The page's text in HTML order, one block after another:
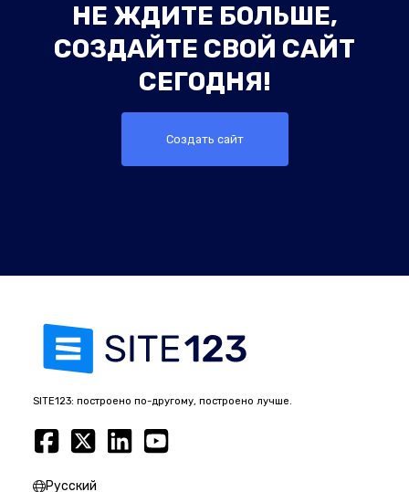
НЕ ЖДИТЕ БОЛЬШЕ,
СОЗДАЙТЕ СВОЙ САЙТ
СЕГОДНЯ!
Создать сайт
SITE123: построено по-другому, построено лучше.
Русский